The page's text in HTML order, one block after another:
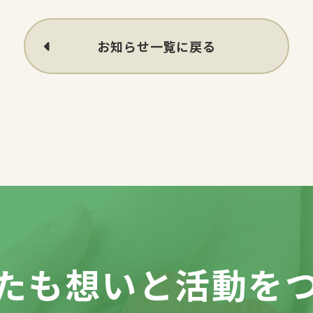
お知らせ一覧に戻る
も想いと活動を